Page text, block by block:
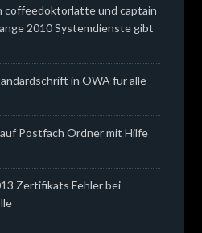
coffeedoktorlatte und captain
2010 Systemdienste gibt
in OWA für alle
Postfach Ordner mit Hilfe
Zertifikats Fehler bei